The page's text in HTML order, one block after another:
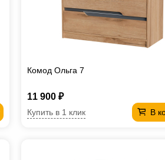
Комод Ольга 7
11 900 ₽
В
Купить в 1 клик